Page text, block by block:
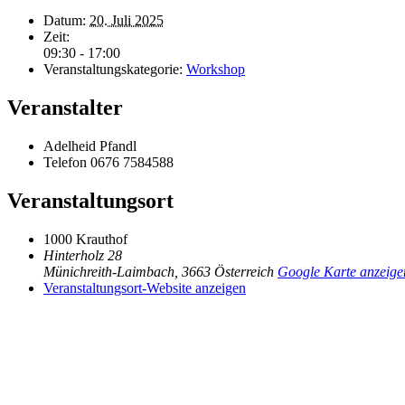
Datum: 20. Juli 2025
Zeit:
09:30 - 17:00
Veranstaltungskategorie: Workshop
Veranstalter
Adelheid Pfandl
Telefon 0676 7584588
Veranstaltungsort
1000 Krauthof
Hinterholz 28
Münichreith-Laimbach 3663 Österreich Google Karte
Veranstaltungsort-Website anzeigen